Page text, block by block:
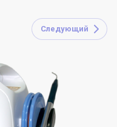
Следующий